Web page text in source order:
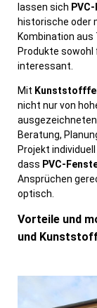
lassen sich
historische oder
Kombination
Produkte sowohl
interessant.
Mit
nicht nur von
Beratung,
Projekt
dass PVC-
Ansprüchen
optisch.
Vorteile und
und